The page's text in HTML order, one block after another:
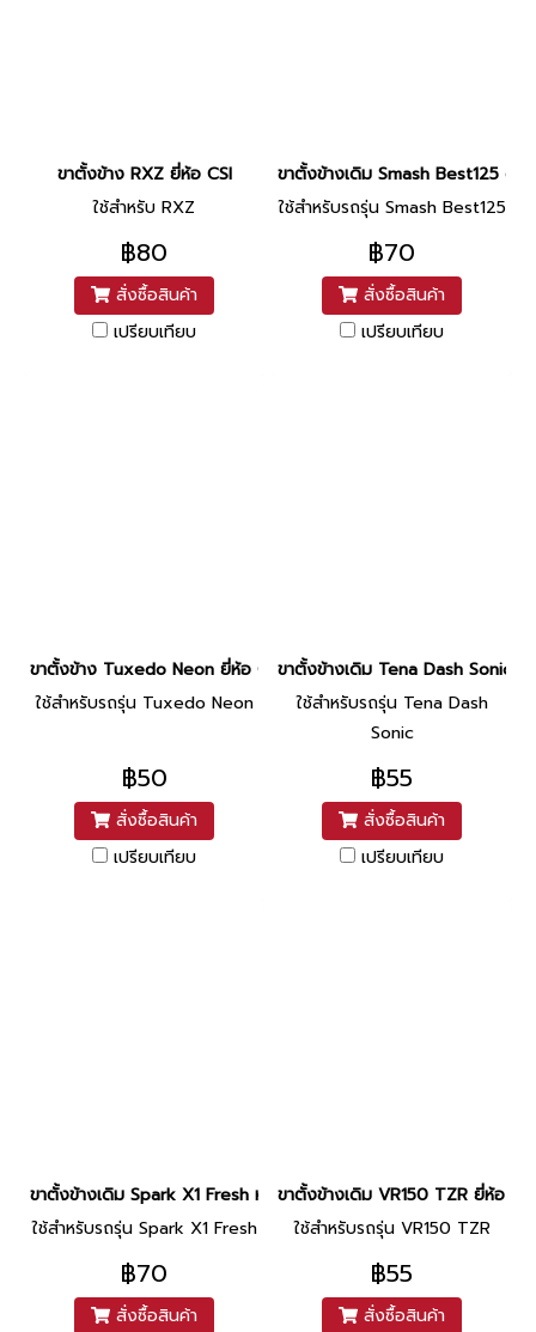
ขาตั้งข้าง RXZ ยี่ห้อ CSI
ใช้สำหรับ RXZ
฿80
สั่งซื้อสินค้า
เปรียบเทียบ
ขาตั้งข้างเดิม Smash Best125 ดำ
ใช้สำหรับรถรุ่น Smash Best125
฿70
สั่งซื้อสินค้า
เปรียบเทียบ
ขาตั้งข้าง Tuxedo Neon ยี่ห้อ CSI
ใช้สำหรับรถรุ่น Tuxedo Neon
฿50
สั่งซื้อสินค้า
เปรียบเทียบ
ขาตั้งข้างเดิม Tena Dash Sonic
ใช้สำหรับรถรุ่น Tena Dash
Sonic
฿55
สั่งซื้อสินค้า
เปรียบเทียบ
ขาตั้งข้างเดิม Spark X1 Fresh หนา ยี่ห้อ CCP
ใช้สำหรับรถรุ่น Spark X1 Fresh
฿70
สั่งซื้อสินค้า
ขาตั้งข้างเดิม VR150 TZR ยี่ห้อ
ใช้สำหรับรถรุ่น VR150 TZR
฿55
สั่งซื้อสินค้า